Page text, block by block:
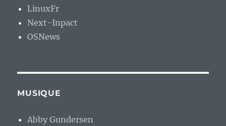
LinuxFr
Next-Inpact
OSNews
MUSIQUE
Abby Gundersen